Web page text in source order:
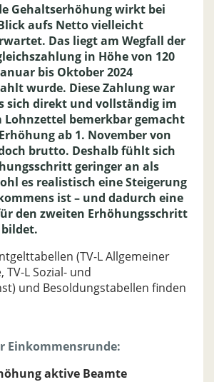
Gehaltserhöhung wirkt bei
aufs Netto vielleicht
Das liegt am Wegfall der
in Höhe von 120
bis Oktober 2024
wurde. Diese Zahlung war
sich direkt und vollständig im
Lohnzettel bemerkbar gemacht
ab 1. November von
brutto. Deshalb fühlt sich
geringer an als
es realistisch eine Steigerung
ist – und dadurch eine
den zweiten Erhöhungsschritt
(TV-L Allgemeiner
TV-L Sozial- und
und Besoldungstabellen finden
Einkommensrunde:
aktive Beamte